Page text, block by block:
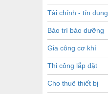
Tài chính - tín dụng
Bảo trì bảo dưỡng
Gia công cơ khí
Thi công lắp đặt
Cho thuê thiết bị